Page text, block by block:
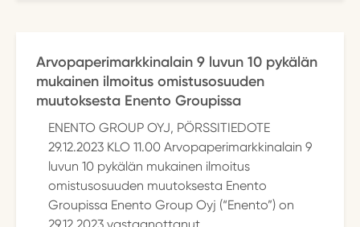
Arvopaperimarkkinalain 9 luvun 10 pykälän
mukainen ilmoitus omistusosuuden
muutoksesta Enento Groupissa
ENENTO GROUP OYJ, PÖRSSITIEDOTE
29.12.2023 KLO 11.00 Arvopaperimarkkinalain 9
luvun 10 pykälän mukainen ilmoitus
omistusosuuden muutoksesta Enento
Groupissa Enento Group Oyj (“Enento”) on